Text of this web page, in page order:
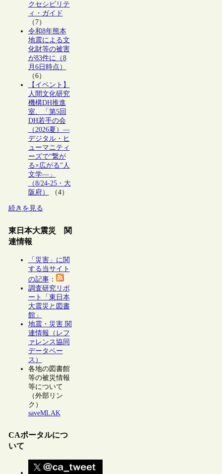
クセシビリテ
ィ・ガイド
（7）
令和8年熊本
地震による文
化財等の被害
が83件に（8
月6日時点）
（6）
【イベント】
人間文化研究
機構DH推進
室、「第5回
DH若手の会
（2026夏）―
デジタル・ヒ
ューマニティ
ーズで“繋が
る×広がる”人
文学―」
（8/24-25・大
阪府）
（4）
続きを見る
東日本大震災 関
連情報
「災害」に関
する当サイト
の記事：
調査研究リポ
ート「東日本
大震災と図書
館」
地震・災害 関
連情報（レフ
ァレンス協同
データベー
ス）
各地の図書館
等の被災情報
等について
（外部リン
ク）
saveMLAK
CAポータルにつ
いて